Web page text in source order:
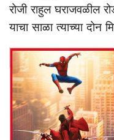
रोजी राहुल घराजवळील
याचा साळा त्याच्या दोन